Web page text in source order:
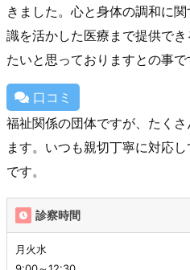
きました。心と身体の調和に
識を活かした医療まで提供で
たいと思っておりますとの事で
口コミ
福祉関係の団体ですが、たく
ます。いつも親切丁寧に対応
です。
診察時間
月火水